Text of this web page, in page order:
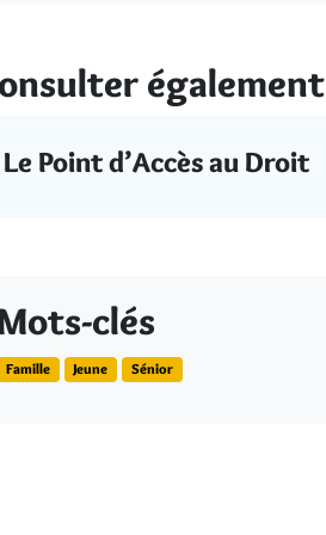
également
Le Point d’Accès au Droit
clés
Famille Jeune Sénior